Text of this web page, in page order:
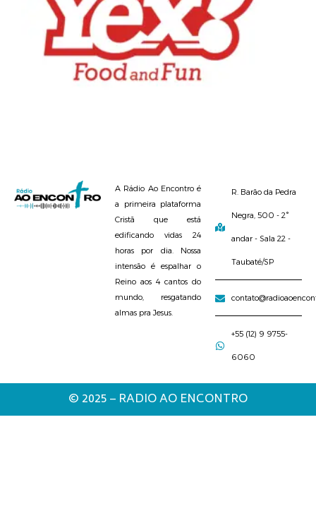
A Rádio Ao Encontro é
a primeira plataforma
Cristã que está
edificando vidas 24
horas por dia. Nossa
intensão é espalhar o
Reino aos 4 cantos do
mundo, resgatando
almas pra Jesus.
R. Barão da Pedra
Negra, 500 - 2°
andar - Sala 22 -
Taubaté/SP
+55 (12) 9 9755-
6060
© 2025 – RADIO AO ENCONTRO